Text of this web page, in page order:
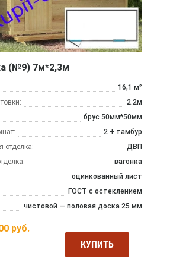
(№9) 7м*2,3м
16,1 м²
2.2м
брус 50мм*50мм
2 + тамбур
отделка:
ДВП
вагонка
оцинкованный лист
ГОСТ с остеклением
чистовой — половая доска 25 мм
руб.
КУПИТЬ